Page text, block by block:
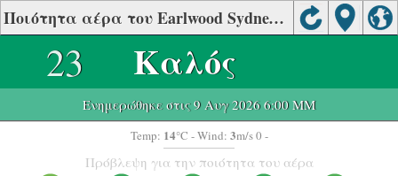
Ποιότητα αέρα του Earlwood Sydney East
23 Καλός
Ενημερώθηκε στις 9 Αυγ 2026 6:00 ΜΜ
Temp: 14°C - Wind: 3m/s 0 -
Πρόβλεψη για την ποιότητα του αέρα